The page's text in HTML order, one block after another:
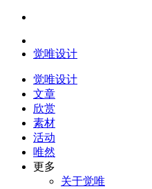
觉唯设计
觉唯设计
文章
欣赏
素材
活动
唯然
更多
关于觉唯